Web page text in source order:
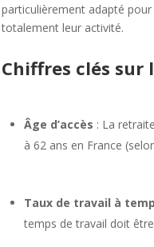
particulièrement adapté
totalement leur activité.
Chiffres clés
Âge d’accès : La
à 62 ans en France
Taux de travail à
temps de travail doit être